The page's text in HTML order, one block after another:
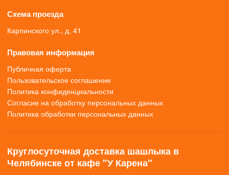
Схема проезда
Карпинского ул., д. 41
Правовая информация
Публичная оферта
Пользовательское соглашение
Политика конфиденциальности
Согласие на обработку персональных данных
Политика обработки персональных данных
Круглосуточная доставка шашлыка в
Челябинске от кафе "У Карена"